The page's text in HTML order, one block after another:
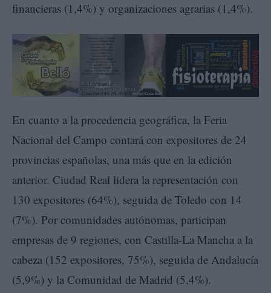
financieras (1,4%) y organizaciones agrarias (1,4%).
En cuanto a la procedencia geográfica, la Feria
Nacional del Campo contará con expositores de 24
provincias españolas, una más que en la edición
anterior. Ciudad Real lidera la representación con
130 expositores (64%), seguida de Toledo con 14
(7%). Por comunidades autónomas, participan
empresas de 9 regiones, con Castilla-La Mancha a la
cabeza (152 expositores, 75%), seguida de Andalucía
(5,9%) y la Comunidad de Madrid (5,4%).